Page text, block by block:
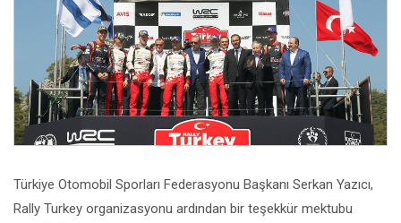
Türkiye Otomobil Sporları Federasyonu Başkanı Serkan Yazıcı,
Rally Turkey organizasyonu ardından bir teşekkür mektubu